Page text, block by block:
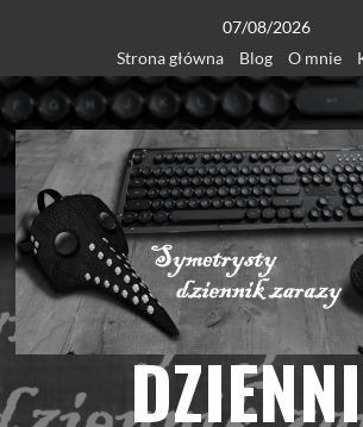
content
07/08/2026
Strona główna
Blog O mnie